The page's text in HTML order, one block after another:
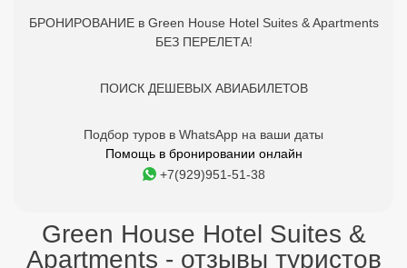
БРОНИРОВАНИЕ в Green House Hotel Suites & Apartments
БЕЗ ПЕРЕЛЕТА!
ПОИСК ДЕШЕВЫХ АВИАБИЛЕТОВ
Подбор туров в WhatsApp на ваши даты
Помощь в бронировании онлайн
+7(929)951-51-38
Green House Hotel Suites &
Apartments - отзывы туристов